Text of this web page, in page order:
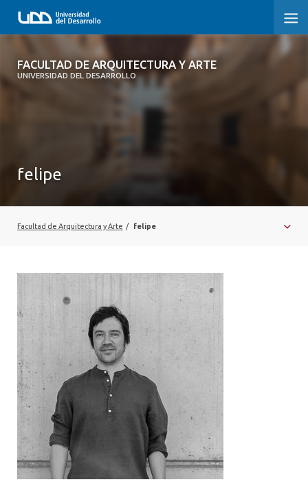
FACULTAD DE ARQUITECTURA Y ARTE
UNIVERSIDAD DEL DESARROLLO
FACULTAD DE ARQUITECTURA Y ARTE
ALUMNI
PLATAFORMA VUT
felipe
Facultad de Arquitectura y Arte / felipe